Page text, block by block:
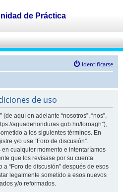
Identificarse
de uso
aquí en adelante “nosotros”, “nos”,
aguadehonduras.gob.hn/foroagh”),
a los siguientes términos. En
y/o use “Foro de discusión”.
cualquier momento e intentaríamos
que los revisase por su cuenta
“Foro de discusión” después de esos
legalmente sometido a esos nuevos
y/o reformados.